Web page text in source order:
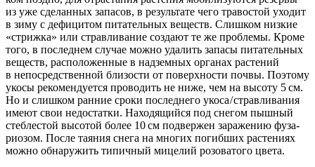
из уже сде­лан­ных запа­сов, в резуль­та­те чего тра­во­стой ухо­дит
в зиму с дефи­ци­том пита­тель­ных веществ. Слиш­ком низ­кие
«стриж­ка» или страв­ли­ва­ние созда­ют те же про­бле­мы. Кро­ме
того, в послед­нем слу­чае мож­но уда­лить запа­сы пита­тель­ных
веществ, рас­по­ло­жен­ные в над­зем­ных орга­нах рас­те­ний
в непо­сред­ствен­ной бли­зо­сти от поверх­но­сти поч­вы. Поэто­му
уко­сы реко­мен­ду­ет­ся про­во­дить не ниже, чем на высо­ту 5 см.
Но и слиш­ком ран­ние сро­ки послед­не­го уко­са / страв­ли­ва­ния
име­ют свои недо­стат­ки. Нахо­дя­щий­ся под сне­гом пыш­ный
стеб­ле­стой высо­той более 10 см под­вер­жен зара­же­нию фуза­
ри­о­зом. После тая­ния сне­га на мно­гих погиб­ших рас­те­ни­ях
мож­но обна­ру­жить типич­ный мице­лий розо­ва­то­го цвета.